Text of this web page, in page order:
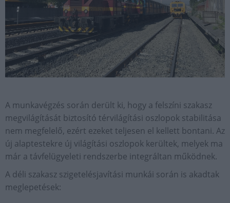
A munkavégzés során derült ki, hogy a felszíni szakasz
megvilágítását biztosító térvilágítási oszlopok stabilitása
nem megfelelő, ezért ezeket teljesen el kellett bontani. Az
új alaptestekre új világítási oszlopok kerültek, melyek ma
már a távfelügyeleti rendszerbe integráltan működnek.
A déli szakasz szigetelésjavítási munkái során is akadtak
meglepetések: